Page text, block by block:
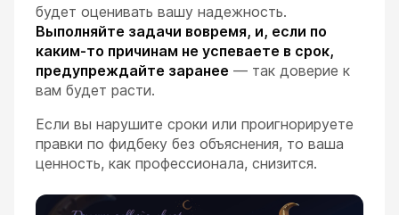
будет оценивать вашу надежность.
Выполняйте задачи вовремя, и, если по
каким-то причинам не успеваете в срок,
предупреждайте заранее — так доверие к
вам будет расти.
Если вы нарушите сроки или проигнорируете
правки по фидбеку без объяснения, то ваша
ценность, как профессионала, снизится.